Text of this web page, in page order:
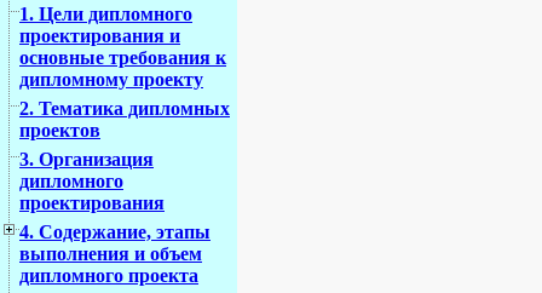
1. Цели дипломного
проектирования и
основные требования к
дипломному проекту
2. Тематика дипломных
проектов
3. Организация
дипломного
проектирования
4. Содержание, этапы
выполнения и объем
дипломного проекта